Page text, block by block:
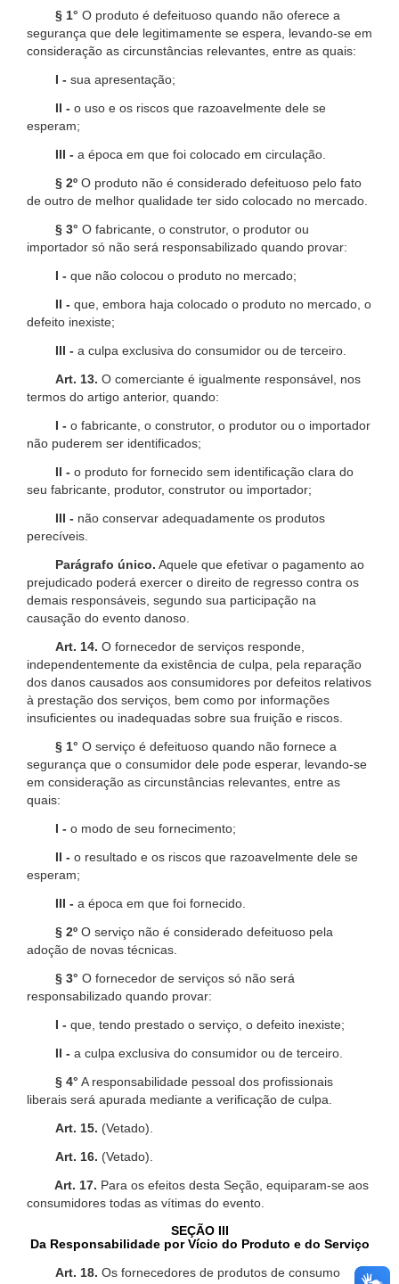
§ 1° O produto é defeituoso quando não oferece a
segurança que dele legitimamente se espera, levando-se em
consideração as circunstâncias relevantes, entre as quais:
I - sua apresentação;
II - o uso e os riscos que razoavelmente dele se
esperam;
III - a época em que foi colocado em circulação.
§ 2º O produto não é considerado defeituoso pelo fato
de outro de melhor qualidade ter sido colocado no mercado.
§ 3° O fabricante, o construtor, o produtor ou
importador só não será responsabilizado quando provar:
I - que não colocou o produto no mercado;
II - que, embora haja colocado o produto no mercado, o
defeito inexiste;
III - a culpa exclusiva do consumidor ou de terceiro.
Art. 13. O comerciante é igualmente responsável, nos
termos do artigo anterior, quando:
I - o fabricante, o construtor, o produtor ou o importador
não puderem ser identificados;
II - o produto for fornecido sem identificação clara do
seu fabricante, produtor, construtor ou importador;
III - não conservar adequadamente os produtos
perecíveis.
Parágrafo único. Aquele que efetivar o pagamento ao
prejudicado poderá exercer o direito de regresso contra os
demais responsáveis, segundo sua participação na
causação do evento danoso.
Art. 14. O fornecedor de serviços responde,
independentemente da existência de culpa, pela reparação
dos danos causados aos consumidores por defeitos relativos
à prestação dos serviços, bem como por informações
insuficientes ou inadequadas sobre sua fruição e riscos.
§ 1° O serviço é defeituoso quando não fornece a
segurança que o consumidor dele pode esperar, levando-se
em consideração as circunstâncias relevantes, entre as
quais:
I - o modo de seu fornecimento;
II - o resultado e os riscos que razoavelmente dele se
esperam;
III - a época em que foi fornecido.
§ 2º O serviço não é considerado defeituoso pela
adoção de novas técnicas.
§ 3° O fornecedor de serviços só não será
responsabilizado quando provar:
I - que, tendo prestado o serviço, o defeito inexiste;
II - a culpa exclusiva do consumidor ou de terceiro.
§ 4° A responsabilidade pessoal dos profissionais
liberais será apurada mediante a verificação de culpa.
Art. 15. (Vetado).
Art. 16. (Vetado).
Art. 17. Para os efeitos desta Seção, equiparam-se aos
consumidores todas as vítimas do evento.
SEÇÃO III
Da Responsabilidade por Vício do Produto e do Serviço
Art. 18. Os fornecedores de produtos de consumo